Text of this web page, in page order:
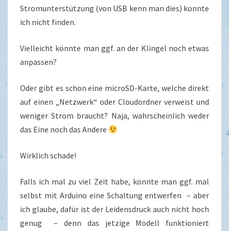
Stromunterstützung (von USB kenn man dies) konnte
ich nicht finden.
Vielleicht könnte man ggf. an der Klingel noch etwas
anpassen?
Oder gibt es schon eine microSD-Karte, welche direkt
auf einen „Netzwerk“ oder Cloudordner verweist und
weniger Strom braucht? Naja, wahrscheinlich weder
das Eine noch das Andere
Wirklich schade!
Falls ich mal zu viel Zeit habe, könnte man ggf. mal
selbst mit Arduino eine Schaltung entwerfen – aber
ich glaube, dafür ist der Leidensdruck auch nicht hoch
genug – denn das jetzige Modell funktioniert